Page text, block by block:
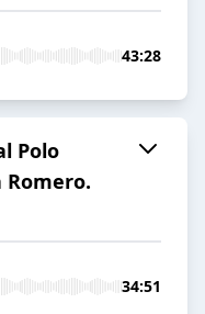
43:28
Polo
Romero.
34:51